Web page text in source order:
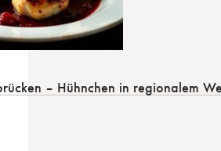
– Hühnchen in regionalem